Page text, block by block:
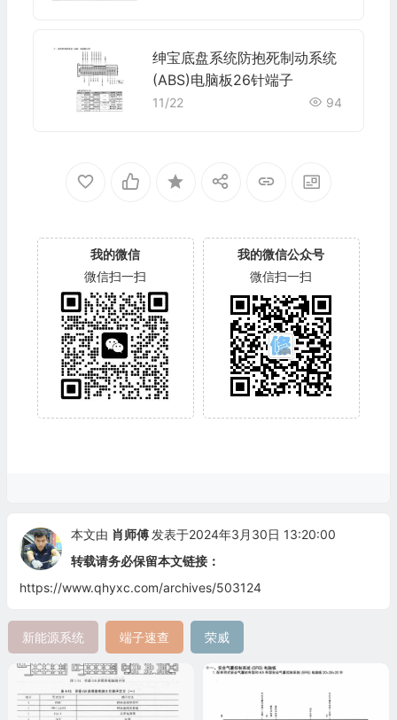
绅宝底盘系统防抱死制动系统
(ABS)电脑板26针端子
11/22 94
我的微信
微信扫一扫
我的微信公众号
微信扫一扫
本文由 肖师傅 发表于2024年3月30日 13:20:00
转载请务必保留本文链接：
https://www.qhyxc.com/archives/503124
新能源系统 端子速查 荣威